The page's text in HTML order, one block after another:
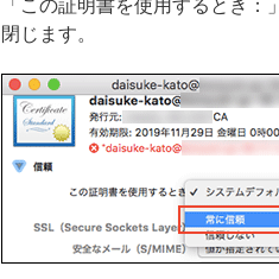
「この証明書を使用するとき
閉じます。